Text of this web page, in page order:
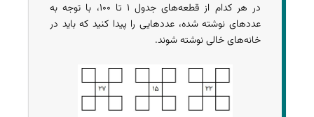
در هر کدام از قطعه‌های جدول ۱ تا ۱۰۰، با توجه به
عددهای نوشته شده، عددهایی را پیدا کنید که باید در
خانه‌های خالی نوشته شوند.